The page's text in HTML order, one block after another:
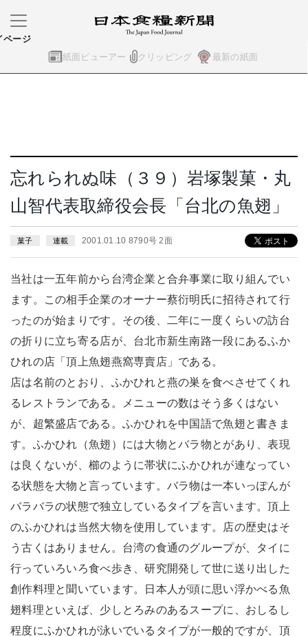
紙面ビューアー クリッピング 最新の紙面
ページ
忘れられぬ味（３９）岩塚製菓・丸
山智代表取締役会長「台北の魚翅」
菓子 連載 2001.01.10 8790号 2面
当社は一五年前から台湾企業と合弁事業に取り組んでい
ます。この相手企業のオーナー蔡衍明氏に招待されて行
ったのが始まりです。その後、二年に一度くらいの訪台
の折りに立ち寄る店が、台北市新生南路一段にあるふか
ひれの店「頂上魚翅燕窩専賣店」である。
店は名前のとおり、ふかひれと燕の巣を食べさせてくれ
るレストランである。メニューの数はそう多くはない
が、超繁盛店である。ふかひれを中国語で魚翅と書きま
す。ふかひれ（魚翅）には大物とバラ物とがあり、表現
は良くないが、櫛のように帯状にふかひれが連なってい
る状態を大物と言っています。バラ物は一本いっぽんが
バラバラの状態で独立しているタイプを言います。頂上
のふかひれは当然大物を使用しています。店の歴史はそ
う古くはありません。台湾の食通のグループが、タイに
行っていろいろ食べ歩き、研究開発して世に送り出した
創作料理と聞いています。日本人が頭に思い浮かべる魚
翅料理といえば、少しとろみのあるスープに、おしるし
程度にふかひれが泳いでいるタイプが一般的ですが、頂